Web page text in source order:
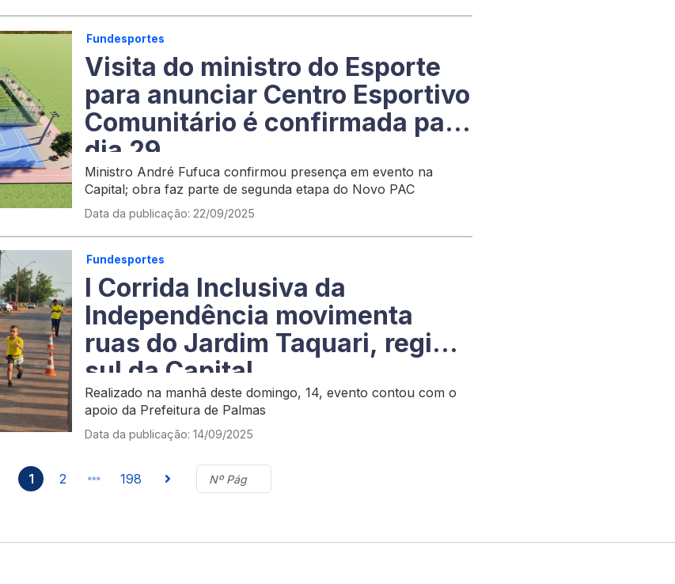
Fundesportes
Visita do ministro do Esporte
para anunciar Centro Esportivo
Comunitário é confirmada para
dia 29
Ministro André Fufuca confirmou presença em evento na
Capital; obra faz parte de segunda etapa do Novo PAC
Data da publicação: 22/09/2025
Fundesportes
I Corrida Inclusiva da
Independência movimenta
ruas do Jardim Taquari, região
sul da Capital
Realizado na manhã deste domingo, 14, evento contou com o
apoio da Prefeitura de Palmas
Data da publicação: 14/09/2025
1 2 198